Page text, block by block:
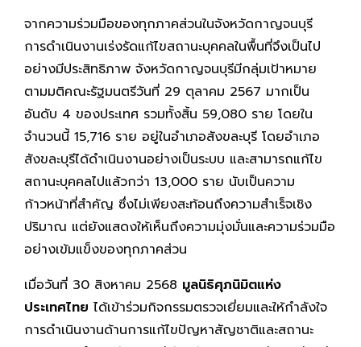
จากความร่วมมือของทุกภาคส่วนในจังหวัดกาญจนบุรี
การดำเนินงานเร่งรัดแก้ไขสถานะบุคคลในพื้นที่จึงเป็นไป
อย่างมีประสิทธิภาพ จังหวัดกาญจนบุรีมีกลุ่มเป้าหมาย
ตามมติคณะรัฐมนตรีวันที่ 29 ตุลาคม 2567 มากเป็น
อันดับ 4 ของประเทศ รวมทั้งสิ้น 59,080 ราย โดยใน
จำนวนนี้ 15,716 ราย อยู่ในอำเภอสังขละบุรี โดยอำเภอ
สังขละบุรีได้ดำเนินงานอย่างเป็นระบบ และสามารถแก้ไข
สถานะบุคคลไปแล้วกว่า 13,000 ราย นับเป็นความ
ก้าวหน้าที่สำคัญ ซึ่งไม่เพียงสะท้อนถึงความสำเร็จเชิง
ปริมาณ แต่ยังแสดงให้เห็นถึงความมุ่งมั่นและความร่วมมือ
อย่างเข้มแข็งของทุกภาคส่วน
เมื่อวันที่ 30 สิงหาคม 2568 มูลนิธิศุภนิมิตแห่ง
ประเทศไทย ได้เข้าร่วมกิจกรรมตรวจเยี่ยมและให้กำลังใจ
การดำเนินงานด้านการแก้ไขปัญหาสัญชาติและสถานะ